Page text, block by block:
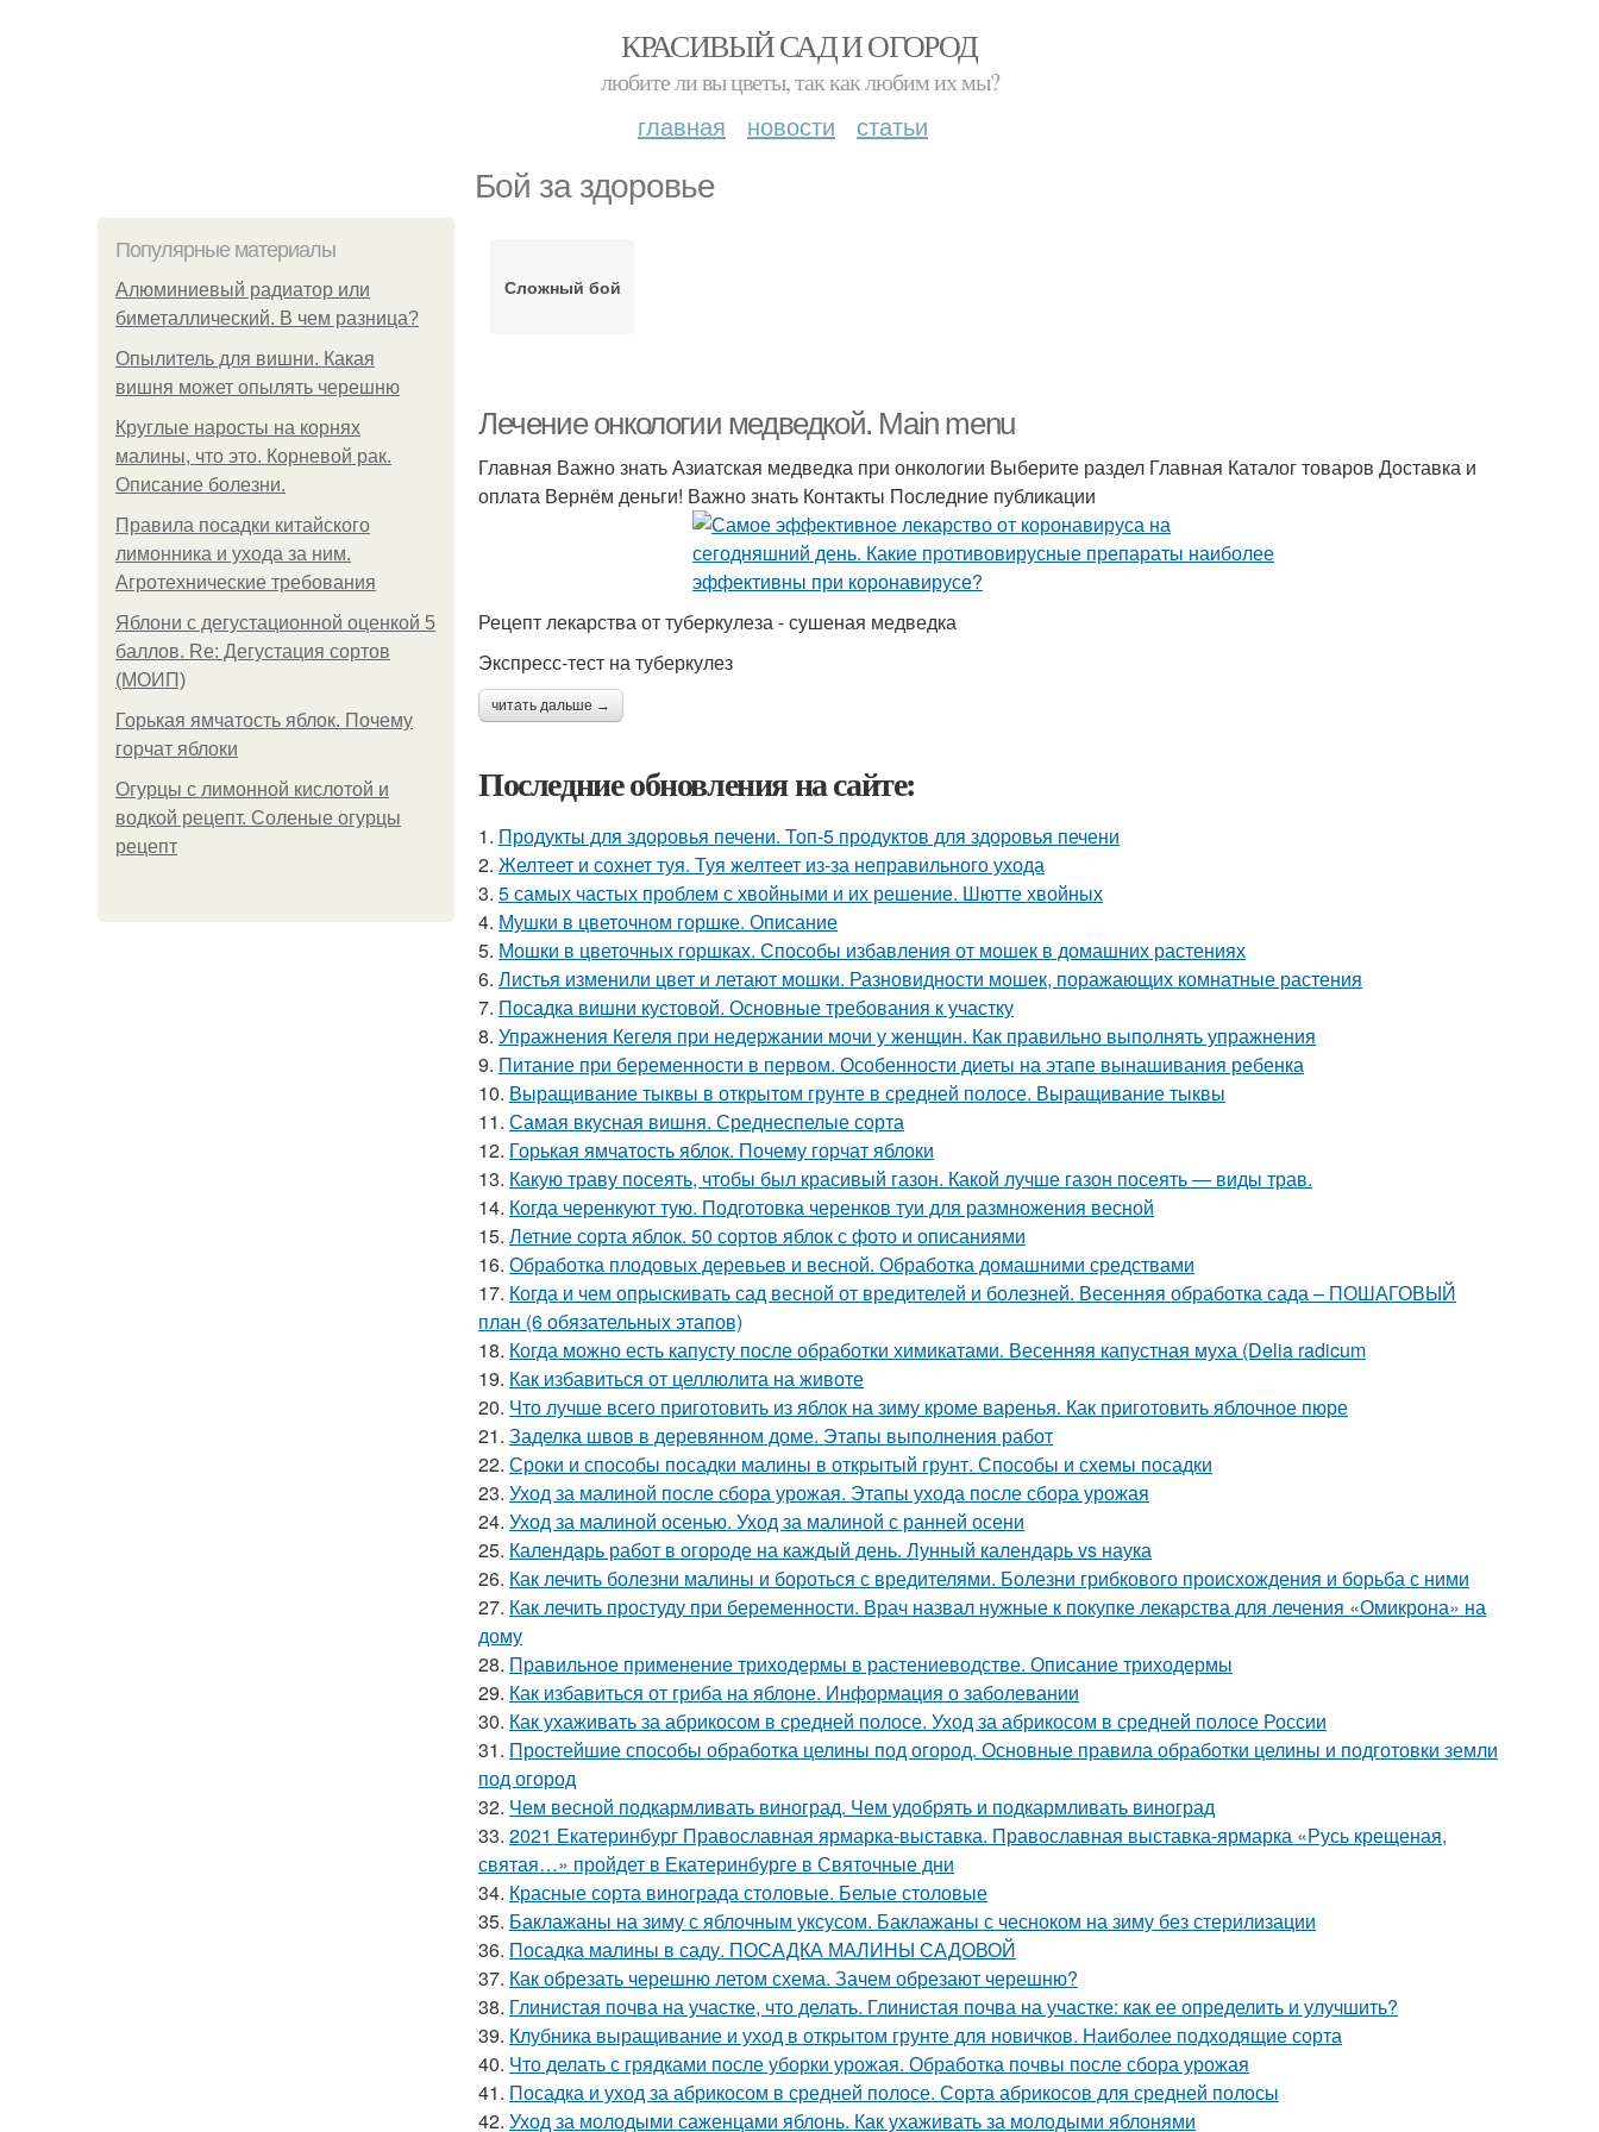
КРАСИВЫЙ САД И ОГОРОД
любите ли вы цветы, так как любим их мы?
главная новости статьи
Бой за здоровье
Популярные материалы
Алюминиевый радиатор или
биметаллический. В чем разница?
Опылитель для вишни. Какая
вишня может опылять черешню
Круглые наросты на корнях
малины, что это. Корневой рак.
Описание болезни.
Правила посадки китайского
лимонника и ухода за ним.
Агротехнические требования
Яблони с дегустационной оценкой 5
баллов. Re: Дегустация сортов
(МОИП)
Горькая ямчатость яблок. Почему
горчат яблоки
Огурцы с лимонной кислотой и
водкой рецепт. Соленые огурцы
рецепт
Сложный бой
Лечение онкологии медведкой. Main menu
Главная Важно знать Азиатская медведка при онкологии Выберите раздел Главная Каталог товаров Доставка и
оплата Вернём деньги! Важно знать Контакты Последние публикации
Рецепт лекарства от туберкулеза - сушеная медведка
Экспресс-тест на туберкулез
читать дальше →
Последние обновления на сайте:
1. Продукты для здоровья печени. Топ-5 продуктов для здоровья печени
2. Желтеет и сохнет туя. Туя желтеет из-за неправильного ухода
3. 5 самых частых проблем с хвойными и их решение. Шютте хвойных
4. Мушки в цветочном горшке. Описание
5. Мошки в цветочных горшках. Способы избавления от мошек в домашних растениях
6. Листья изменили цвет и летают мошки. Разновидности мошек, поражающих комнатные растения
7. Посадка вишни кустовой. Основные требования к участку
8. Упражнения Кегеля при недержании мочи у женщин. Как правильно выполнять упражнения
9. Питание при беременности в первом. Особенности диеты на этапе вынашивания ребенка
10. Выращивание тыквы в открытом грунте в средней полосе. Выращивание тыквы
11. Самая вкусная вишня. Среднеспелые сорта
12. Горькая ямчатость яблок. Почему горчат яблоки
13. Какую траву посеять, чтобы был красивый газон. Какой лучше газон посеять — виды трав.
14. Когда черенкуют тую. Подготовка черенков туи для размножения весной
15. Летние сорта яблок. 50 сортов яблок с фото и описаниями
16. Обработка плодовых деревьев и весной. Обработка домашними средствами
17. Когда и чем опрыскивать сад весной от вредителей и болезней. Весенняя обработка сада – ПОШАГОВЫЙ
план (6 обязательных этапов)
18. Когда можно есть капусту после обработки химикатами. Весенняя капустная муха (Delia radicum
19. Как избавиться от целлюлита на животе
20. Что лучше всего приготовить из яблок на зиму кроме варенья. Как приготовить яблочное пюре
21. Заделка швов в деревянном доме. Этапы выполнения работ
22. Сроки и способы посадки малины в открытый грунт. Способы и схемы посадки
23. Уход за малиной после сбора урожая. Этапы ухода после сбора урожая
24. Уход за малиной осенью. Уход за малиной с ранней осени
25. Календарь работ в огороде на каждый день. Лунный календарь vs наука
26. Как лечить болезни малины и бороться с вредителями. Болезни грибкового происхождения и борьба с ними
27. Как лечить простуду при беременности. Врач назвал нужные к покупке лекарства для лечения «Омикрона» на
дому
28. Правильное применение триходермы в растениеводстве. Описание триходермы
29. Как избавиться от гриба на яблоне. Информация о заболевании
30. Как ухаживать за абрикосом в средней полосе. Уход за абрикосом в средней полосе России
31. Простейшие способы обработка целины под огород. Основные правила обработки целины и подготовки земли
под огород
32. Чем весной подкармливать виноград. Чем удобрять и подкармливать виноград
33. 2021 Екатеринбург Православная ярмарка-выставка. Православная выставка-ярмарка «Русь крещеная,
святая…» пройдет в Екатеринбурге в Святочные дни
34. Красные сорта винограда столовые. Белые столовые
35. Баклажаны на зиму с яблочным уксусом. Баклажаны с чесноком на зиму без стерилизации
36. Посадка малины в саду. ПОСАДКА МАЛИНЫ САДОВОЙ
37. Как обрезать черешню летом схема. Зачем обрезают черешню?
38. Глинистая почва на участке, что делать. Глинистая почва на участке: как ее определить и улучшить?
39. Клубника выращивание и уход в открытом грунте для новичков. Наиболее подходящие сорта
40. Что делать с грядками после уборки урожая. Обработка почвы после сбора урожая
41. Посадка и уход за абрикосом в средней полосе. Сорта абрикосов для средней полосы
42. Уход за молодыми саженцами яблонь. Как ухаживать за молодыми яблонями